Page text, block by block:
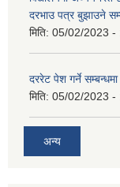
दरभाउ पत्र बुझाउने
मिति: 05/02/2023 -
दररेट पेश गर्ने
मिति: 05/02/2023 -
अन्य